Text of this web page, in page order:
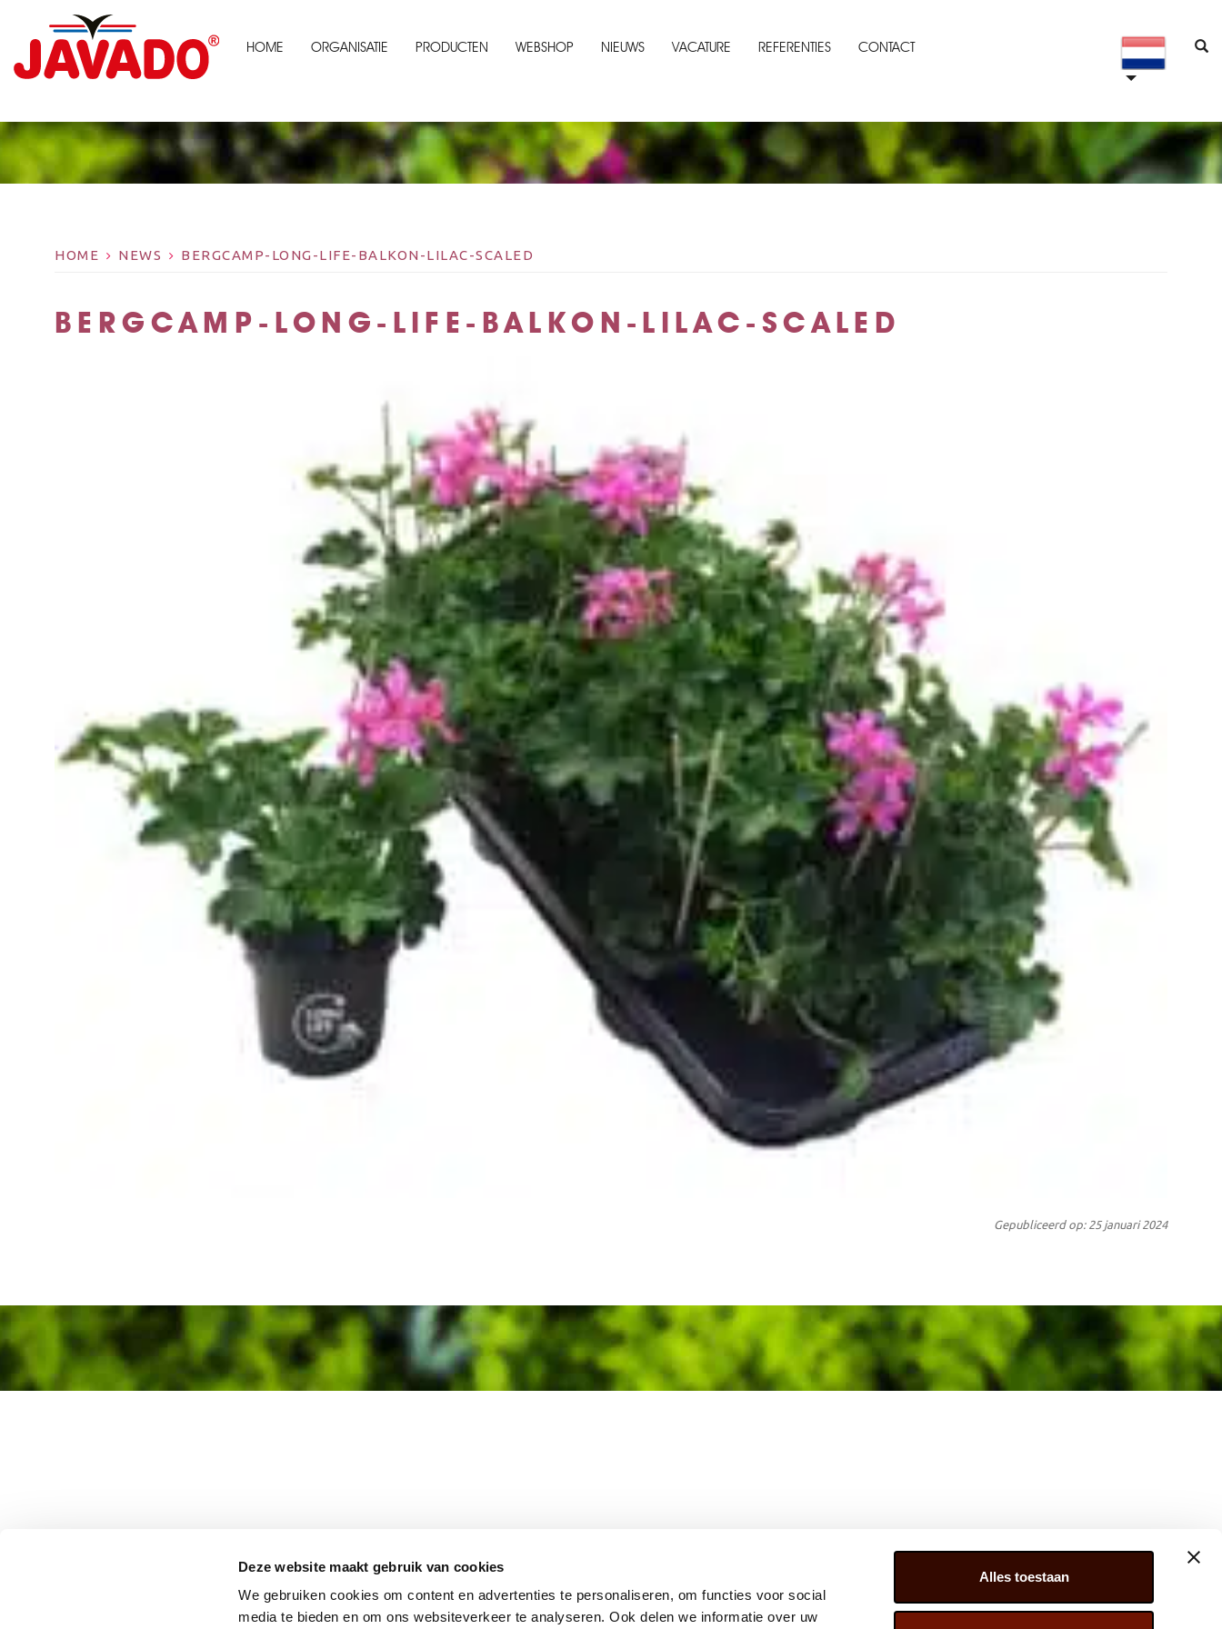
Deze website maakt gebruik van cookies
We gebruiken cookies om content en advertenties te personaliseren, om functies voor social
media te bieden en om ons websiteverkeer te analyseren. Ook delen we informatie over uw
Alles toestaan
HOME ORGANISATIE PRODUCTEN WEBSHOP NIEUWS VACATURE REFERENTIES CONTACT
HOME NEWS BERGCAMP-LONG-LIFE-BALKON-LILAC-SCALED
BERGCAMP-LONG-LIFE-BALKON-LILAC-SCALED
Gepubliceerd op: 25 januari 2024